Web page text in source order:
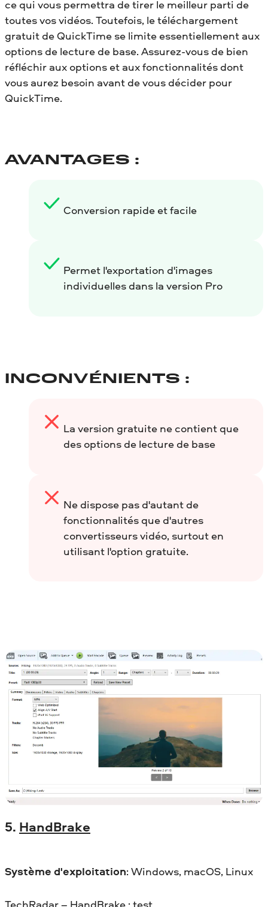
ce qui vous permettra de tirer le meilleur parti de
toutes vos vidéos. Toutefois, le téléchargement
gratuit de QuickTime se limite essentiellement aux
options de lecture de base. Assurez-vous de bien
réfléchir aux options et aux fonctionnalités dont
vous aurez besoin avant de vous décider pour
QuickTime.
AVANTAGES :
Conversion rapide et facile
Permet l'exportation d'images
individuelles dans la version Pro
INCONVÉNIENTS :
La version gratuite ne contient que
des options de lecture de base
Ne dispose pas d'autant de
fonctionnalités que d'autres
convertisseurs vidéo, surtout en
utilisant l'option gratuite.
5. HandBrake
Système d'exploitation: Windows, macOS, Linux